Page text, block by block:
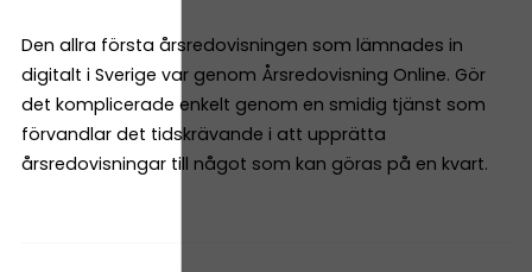
Den allra första årsredovisningen som lämnades in
digitalt i Sverige var genom Årsredovisning Online. Gör
det komplicerade enkelt genom en smidig tjänst som
förvandlar det tidskrävande i att upprätta
årsredovisningar till något som kan göras på en kvart.